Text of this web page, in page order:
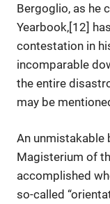
Bergoglio, as he
Yearbook,[12]
contestation in
incomparable
the entire
may be
An unmistakable
Magisterium of
accomplished
so-called